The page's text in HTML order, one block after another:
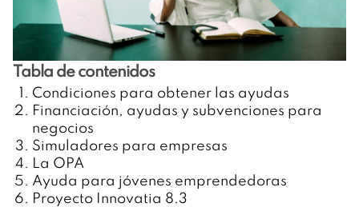
Tabla de contenidos
Condiciones para obtener las ayudas
Financiación, ayudas y subvenciones para
negocios
Simuladores para empresas
La OPA
Ayuda para jóvenes emprendedoras
Proyecto Innovatia 8.3